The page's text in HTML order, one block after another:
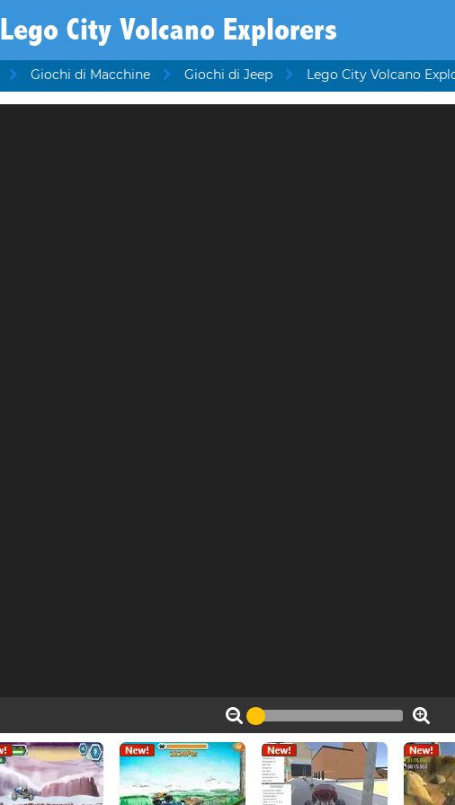
Lego City Volcano Explorers
Giochi di Macchine Giochi di Jeep Lego City Volcano